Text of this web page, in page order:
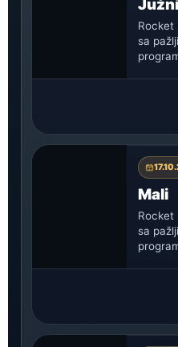
Rocket
sa
Mali
Rocket
sa